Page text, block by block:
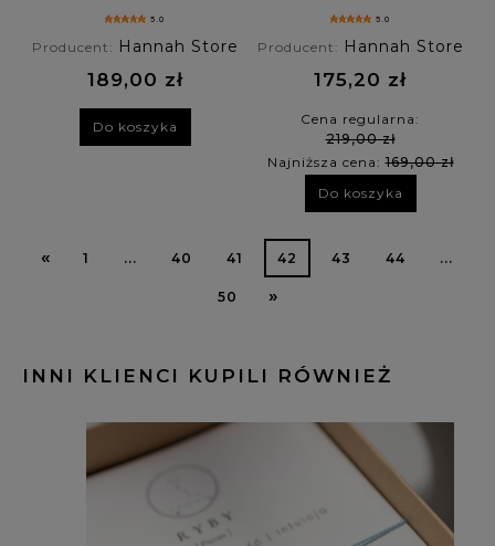
zodiaku - sodalit ,
lazuli
5.0
Producent: Hannah Store
189,00 zł
Do koszyka
pastelowych
5.0
Producent: Hannah Store
175,20 zł
Cena regularna:
219,00 zł
Najniższa cena:169,00 zł
Do koszyka
« 1 ... 40 41 42 43 44 ...
50 »
INNI KLIENCI KUPILI RÓWNIEŻ